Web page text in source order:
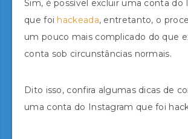
Sim, é possível excluir uma conta do
que foi hackeada, entretanto, o
um pouco mais complicado do que
conta sob circunstâncias normais.
Dito isso, confira algumas dicas de
uma conta do Instagram que foi